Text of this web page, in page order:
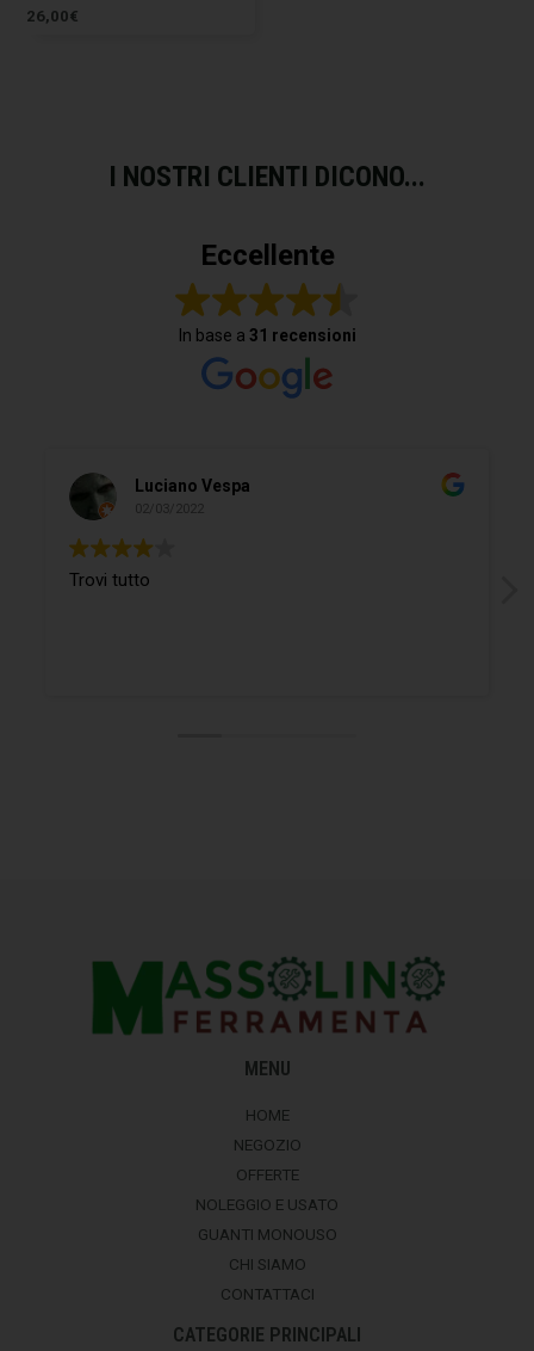
26,00€
I NOSTRI CLIENTI DICONO...
Eccellente
In base a 31 recensioni
Luciano Vespa
02/03/2022
Trovi tutto
MENU
HOME
NEGOZIO
OFFERTE
NOLEGGIO E USATO
GUANTI MONOUSO
CHI SIAMO
CONTATTACI
CATEGORIE PRINCIPALI